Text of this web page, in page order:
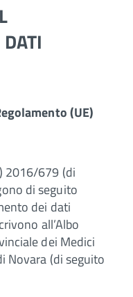
(UE)
2016/679 (di
di seguito
dei dati
all’Albo
dei Medici
Novara (di seguito